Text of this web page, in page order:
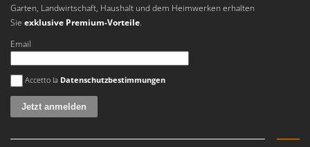
Garten, Landwirtschaft, Haushalt und dem Heimwerken erhalten
Sie exklusive Premium-Vorteile.
Email
Es ist ein Fehler aufgetreten
Accetto la Datenschutzbestimmungen